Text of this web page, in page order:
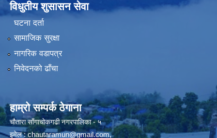
विधुतीय शुसासन सेवा
घटना दर्ता
सामाजिक सुरक्षा
नागरिक वडापत्र
निवेदनको ढाँचा
हाम्रो सम्पर्क ठेगाना
चौतारा साँगाचोकगढी नगरपालिका - ५
इमेल :chautaramun@gmail.com,